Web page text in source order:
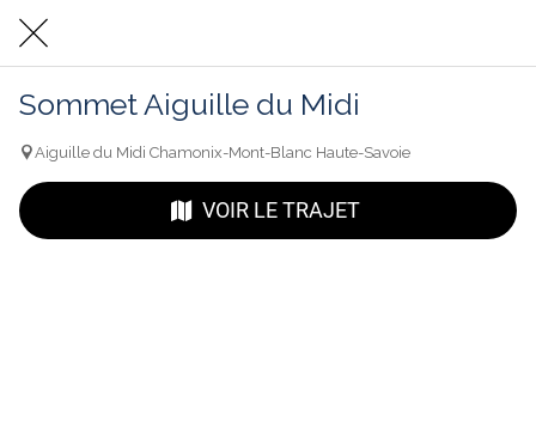
Sommet Aiguille du Midi
Aiguille du Midi Chamonix-Mont-Blanc Haute-Savoie
VOIR LE TRAJET